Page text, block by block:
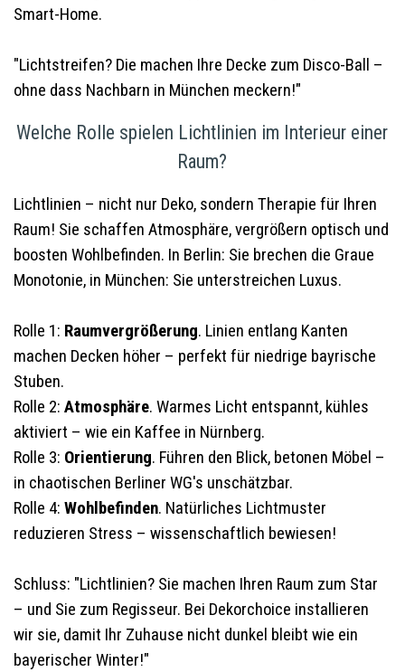
Smart-Home.
"Lichtstreifen? Die machen Ihre Decke zum Disco-Ball –
ohne dass Nachbarn in München meckern!"
Welche Rolle spielen Lichtlinien im Interieur einer
Raum?
Lichtlinien – nicht nur Deko, sondern Therapie für Ihren
Raum! Sie schaffen Atmosphäre, vergrößern optisch und
boosten Wohlbefinden. In Berlin: Sie brechen die Graue
Monotonie, in München: Sie unterstreichen Luxus.
Rolle 1: Raumvergrößerung. Linien entlang Kanten
machen Decken höher – perfekt für niedrige bayrische
Stuben.
Rolle 2: Atmosphäre. Warmes Licht entspannt, kühles
aktiviert – wie ein Kaffee in Nürnberg.
Rolle 3: Orientierung. Führen den Blick, betonen Möbel –
in chaotischen Berliner WG's unschätzbar.
Rolle 4: Wohlbefinden. Natürliches Lichtmuster
reduzieren Stress – wissenschaftlich bewiesen!
Schluss: "Lichtlinien? Sie machen Ihren Raum zum Star
– und Sie zum Regisseur. Bei Dekorchoice installieren
wir sie, damit Ihr Zuhause nicht dunkel bleibt wie ein
bayerischer Winter!"